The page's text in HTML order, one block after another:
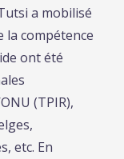
a mobilisé
la compétence
ont été
(TPIR),
etc. En